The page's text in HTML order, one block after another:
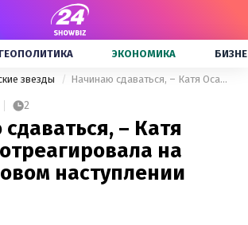
ГЕОПОЛИТИКА ЭКОНОМИКА
звезды Начинаю сдаваться, – Катя Осадчая отреагировала на слухи о новом наступлении России
2
– Катя
на
наступлении